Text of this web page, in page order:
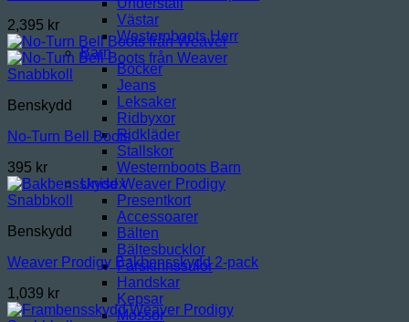
Underställ
Västar
Westernboots Herr
Barn
Böcker
Jeans
Leksaker
Ridbyxor
Ridkläder
Stallskor
Westernboots Barn
Unisex
Presentkort
Accessoarer
Bälten
Bältesbucklor
Fårskinnssulor
Handskar
Kepsar
Mössor
2,395 kr
Snabbkoll
Benskydd
No-Turn Bell Boots
395 kr
Snabbkoll
Benskydd
Weaver Prodigy Bakbensskydd 2-pack
1,039 kr